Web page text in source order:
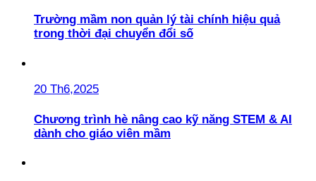
Trường mầm non quản lý tài chính hiệu quả
trong thời đại chuyển đổi số
20 Th6,2025
Chương trình hè nâng cao kỹ năng STEM & AI
dành cho giáo viên mầm